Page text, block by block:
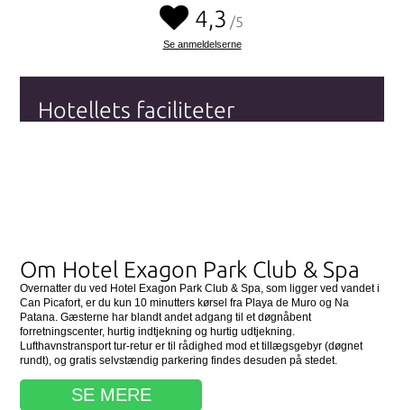
4,3 /5
Se anmeldelserne
Hotellets faciliteter
Om Hotel Exagon Park Club & Spa
Overnatter du ved Hotel Exagon Park Club & Spa, som ligger ved vandet i
Can Picafort, er du kun 10 minutters kørsel fra Playa de Muro og Na
Patana. Gæsterne har blandt andet adgang til et døgnåbent
forretningscenter, hurtig indtjekning og hurtig udtjekning.
Lufthavnstransport tur-retur er til rådighed mod et tillægsgebyr (døgnet
rundt), og gratis selvstændig parkering findes desuden på stedet.
SE MERE